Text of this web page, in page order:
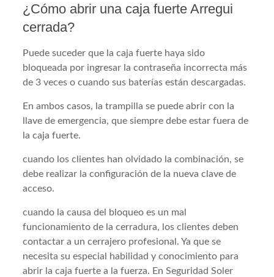
¿Cómo abrir una caja fuerte Arregui
cerrada?
Puede suceder que la caja fuerte haya sido
bloqueada por ingresar la contraseña incorrecta más
de 3 veces o cuando sus baterías están descargadas.
En ambos casos, la trampilla se puede abrir con la
llave de emergencia, que siempre debe estar fuera de
la caja fuerte.
cuando los clientes han olvidado la combinación, se
debe realizar la configuración de la nueva clave de
acceso.
cuando la causa del bloqueo es un mal
funcionamiento de la cerradura, los clientes deben
contactar a un cerrajero profesional. Ya que se
necesita su especial habilidad y conocimiento para
abrir la caja fuerte a la fuerza. En Seguridad Soler